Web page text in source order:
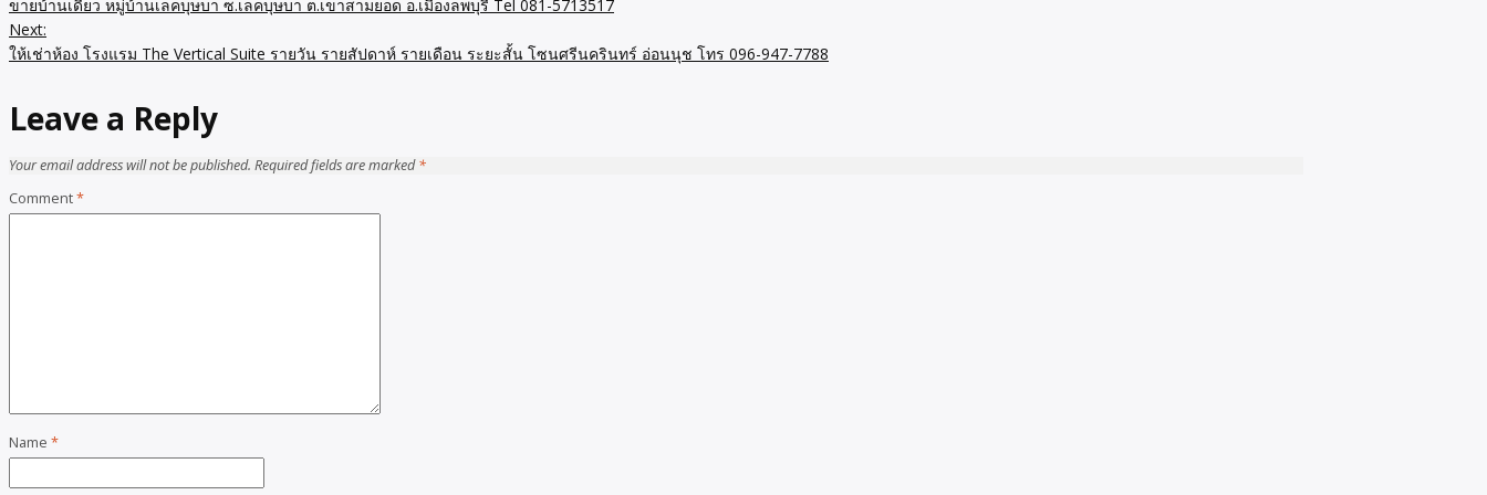
ขายบ้านเดี่ยว หมู่บ้านเลคบุษบา ซ.เลคบุษบา ต.เขาสามยอด อ.เมืองลพบุรี Tel 081-5713517
Next:
ให้เช่าห้อง โรงแรม The Vertical Suite รายวัน รายสัปดาห์ รายเดือน ระยะสั้น โซนศรีนครินทร์ อ่อนนุช โทร 096-947-7788
Leave a Reply
Your email address will not be published. Required fields are marked*
Comment*
Name *